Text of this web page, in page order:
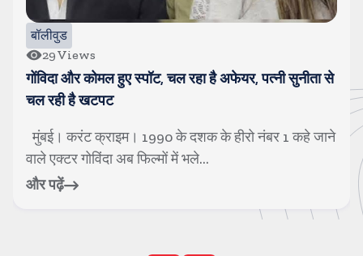
बॉलीवुड
29Views
गोंविदा और कोमल हुए स्पॉट, चल रहा है अफेयर, पत्नी सुनीता से
चल रही है खटपट
मुंबई। करंट क्राइम। 1990 के दशक के हीरो नंबर 1 कहे जाने
वाले एक्टर गोविंदा अब फिल्मों में भले...
और पढ़ें